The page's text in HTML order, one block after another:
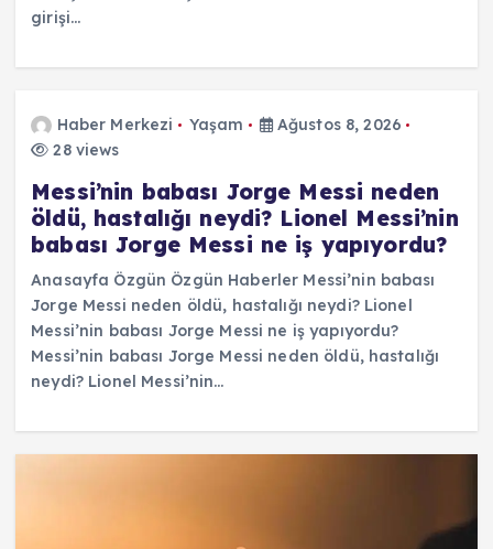
girişi…
Haber Merkezi Yaşam
Ağustos 8, 2026
28 views
Messi’nin babası Jorge Messi neden
öldü, hastalığı neydi? Lionel Messi’nin
babası Jorge Messi ne iş yapıyordu?
Anasayfa Özgün Özgün Haberler Messi’nin babası
Jorge Messi neden öldü, hastalığı neydi? Lionel
Messi’nin babası Jorge Messi ne iş yapıyordu?
Messi’nin babası Jorge Messi neden öldü, hastalığı
neydi? Lionel Messi’nin…